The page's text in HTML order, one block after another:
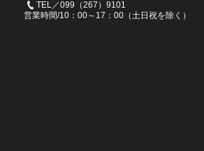
TEL／099（267）9101
営業時間/10：00～17：00（土日祝を除く）